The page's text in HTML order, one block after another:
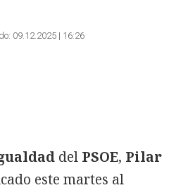
09.12.2025 | 16:26
del PSOE, Pilar
este martes al